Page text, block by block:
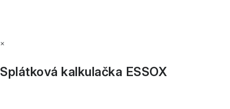
×
Splátková kalkulačka ESSOX